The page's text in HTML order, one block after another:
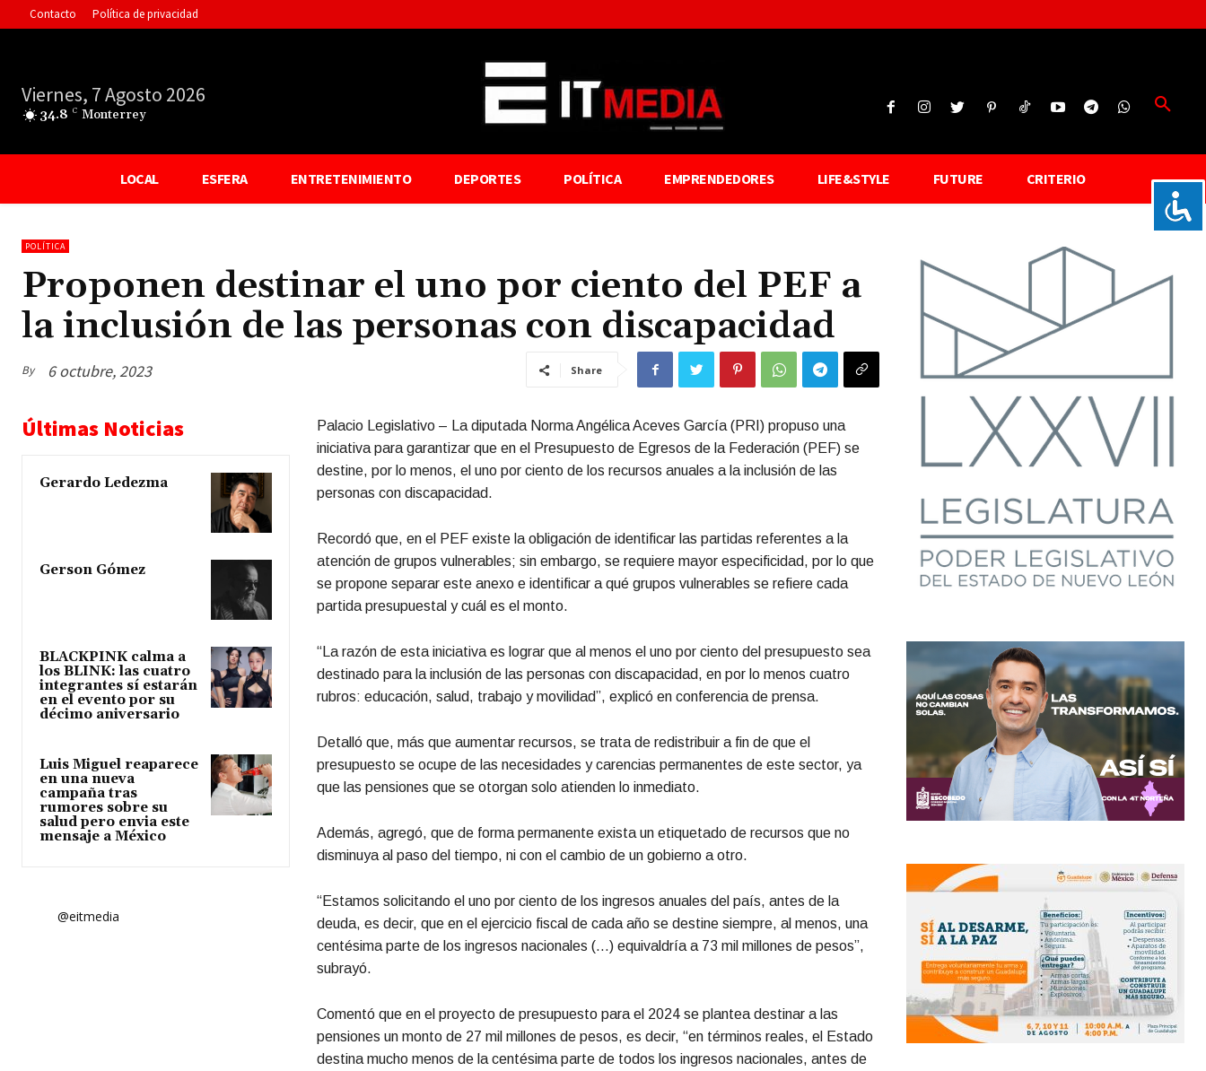
Contacto Política de privacidad
Viernes, 7 Agosto 2026
34.8 C Monterrey
LOCAL ESFERA ENTRETENIMIENTO DEPORTES POLÍTICA EMPRENDEDORES LIFE&STYLE FUTURE CRITERIO
POLÍTICA
Proponen destinar el uno por ciento del PEF a
la inclusión de las personas con discapacidad
By 6 octubre, 2023 Share
Últimas Noticias
Gerardo Ledezma
Gerson Gómez
BLACKPINK calma a
los BLINK: las cuatro
integrantes sí estarán
en el evento por su
décimo aniversario
Luis Miguel reaparece
en una nueva
campaña tras
rumores sobre su
salud pero envia este
mensaje a México
@eitmedia
Palacio Legislativo – La diputada Norma Angélica Aceves García (PRI) propuso una
iniciativa para garantizar que en el Presupuesto de Egresos de la Federación (PEF) se
destine, por lo menos, el uno por ciento de los recursos anuales a la inclusión de las
personas con discapacidad.
Recordó que, en el PEF existe la obligación de identificar las partidas referentes a la
atención de grupos vulnerables; sin embargo, se requiere mayor especificidad, por lo que
se propone separar este anexo e identificar a qué grupos vulnerables se refiere cada
partida presupuestal y cuál es el monto.
“La razón de esta iniciativa es lograr que al menos el uno por ciento del presupuesto sea
destinado para la inclusión de las personas con discapacidad, en por lo menos cuatro
rubros: educación, salud, trabajo y movilidad”, explicó en conferencia de prensa.
Detalló que, más que aumentar recursos, se trata de redistribuir a fin de que el
presupuesto se ocupe de las necesidades y carencias permanentes de este sector, ya
que las pensiones que se otorgan solo atienden lo inmediato.
Además, agregó, que de forma permanente exista un etiquetado de recursos que no
disminuya al paso del tiempo, ni con el cambio de un gobierno a otro.
“Estamos solicitando el uno por ciento de los ingresos anuales del país, antes de la
deuda, es decir, que en el ejercicio fiscal de cada año se destine siempre, al menos, una
centésima parte de los ingresos nacionales (…) equivaldría a 73 mil millones de pesos”,
subrayó.
Comentó que en el proyecto de presupuesto para el 2024 se plantea destinar a las
pensiones un monto de 27 mil millones de pesos, es decir, “en términos reales, el Estado
destina mucho menos de la centésima parte de todos los ingresos nacionales, antes de